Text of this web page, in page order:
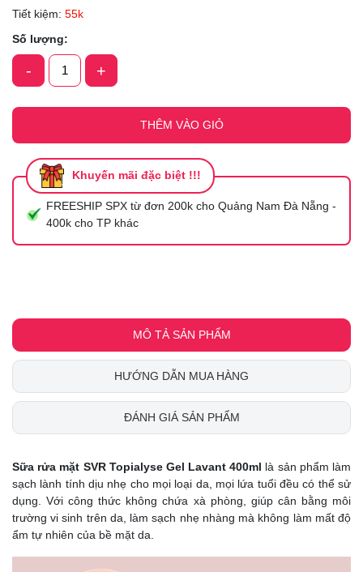
Tiết kiệm: 55k
Số lượng:
- +
THÊM VÀO GIỎ
Khuyến mãi đặc biệt !!!
FREESHIP SPX từ đơn 200k cho Quảng Nam Đà Nẵng -
400k cho TP khác
MÔ TẢ SẢN PHẨM
HƯỚNG DẪN MUA HÀNG
ĐÁNH GIÁ SẢN PHẨM
Sữa rửa mặt SVR Topialyse Gel Lavant 400ml là sản phẩm làm
sạch lành tính dịu nhẹ cho mọi loại da, mọi lứa tuổi đều có thể sử
dụng. Với công thức không chứa xà phòng, giúp cân bằng môi
trường vi sinh trên da, làm sạch nhẹ nhàng mà không làm mất độ
ẩm tự nhiên của bề mặt da.